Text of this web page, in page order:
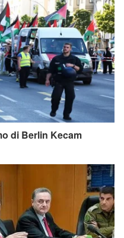
di Berlin Kecam